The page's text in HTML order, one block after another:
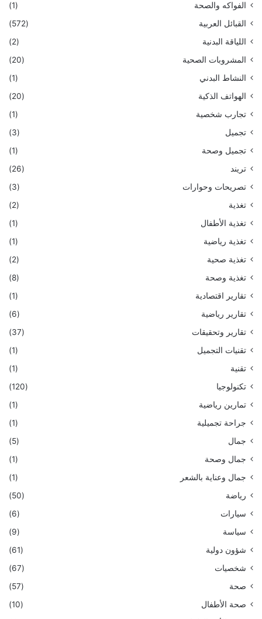
الفواكه والصحة
(1)
القبائل العربية
(572)
اللياقة البدنية
(2)
المشروبات الصحية
(20)
النشاط البدني
(1)
الهواتف الذكية
(20)
تجارب شخصية
(1)
تجميل
(3)
تجميل وصحة
(1)
تريند
(26)
تصريحات وحوارات
(3)
تغذية
(2)
تغذية الأطفال
(1)
تغذية رياضية
(1)
تغذية صحية
(2)
تغذية وصحة
(8)
تقارير اقتصادية
(1)
تقارير رياضية
(6)
تقارير وتحقيقات
(37)
تقنيات التجميل
(1)
تقنية
(1)
تكنولوجيا
(120)
تمارين رياضية
(1)
جراحة تجميلية
(1)
جمال
(5)
جمال وصحة
(1)
جمال وعناية بالشعر
(1)
رياضة
(50)
سيارات
(6)
سياسة
(9)
شؤون دولية
(61)
شخصيات
(67)
صحة
(57)
صحة الأطفال
(10)